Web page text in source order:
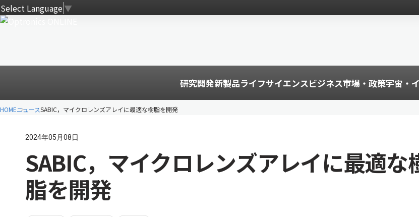
Select Language▼
研究開発新製品ライフサイエンスビジネス市場・政策宇宙・
HOMEニュースSABIC，マイクロレンズアレイに最適な樹脂を開発
2024年05月08日
SABIC，マイクロレンズアレイに最適な
脂を開発